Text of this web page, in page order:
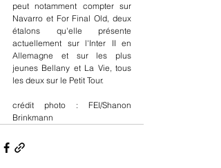
peut notamment compter sur
Navarro et For Final Old, deux
étalons qu'elle présente
actuellement sur l'Inter II en
Allemagne et sur les plus
jeunes Bellany et La Vie, tous
les deux sur le Petit Tour.
crédit photo : FEI/Shanon
Brinkmann